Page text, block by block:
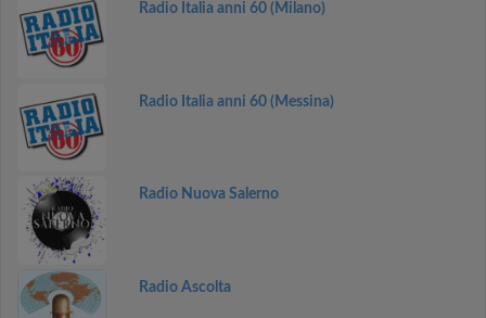
Radio Italia anni 60 (Milano)
Radio Italia anni 60 (Messina)
Radio Nuova Salerno
Radio Ascolta